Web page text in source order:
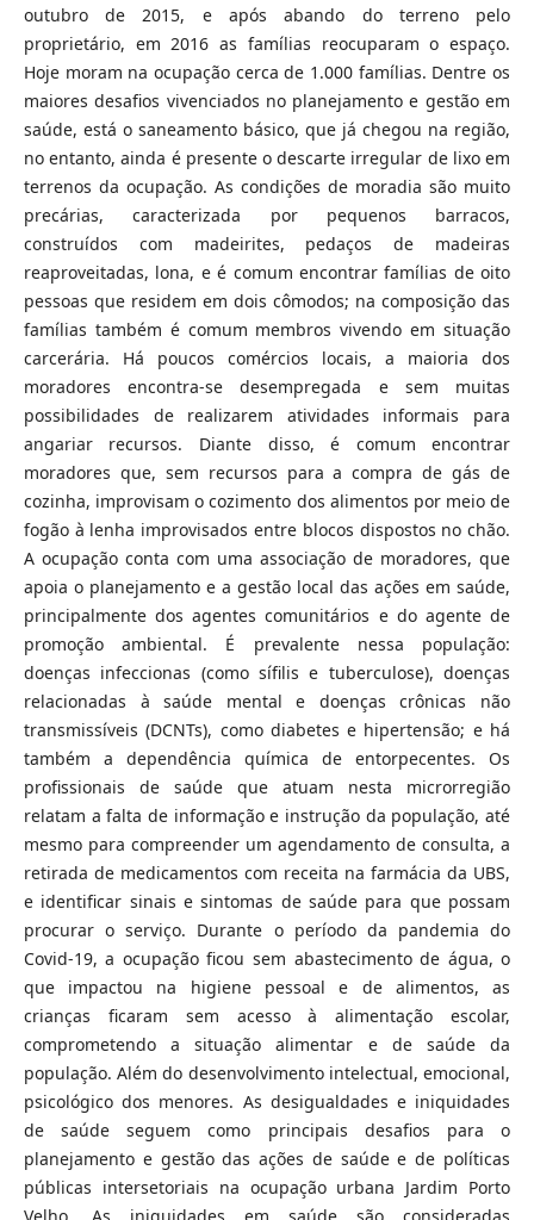
outubro de 2015, e após abando do terreno pelo
proprietário, em 2016 as famílias reocuparam o espaço.
Hoje moram na ocupação cerca de 1.000 famílias. Dentre os
maiores desafios vivenciados no planejamento e gestão em
saúde, está o saneamento básico, que já chegou na região,
no entanto, ainda é presente o descarte irregular de lixo em
terrenos da ocupação. As condições de moradia são muito
precárias, caracterizada por pequenos barracos,
construídos com madeirites, pedaços de madeiras
reaproveitadas, lona, e é comum encontrar famílias de oito
pessoas que residem em dois cômodos; na composição das
famílias também é comum membros vivendo em situação
carcerária. Há poucos comércios locais, a maioria dos
moradores encontra-se desempregada e sem muitas
possibilidades de realizarem atividades informais para
angariar recursos. Diante disso, é comum encontrar
moradores que, sem recursos para a compra de gás de
cozinha, improvisam o cozimento dos alimentos por meio de
fogão à lenha improvisados entre blocos dispostos no chão.
A ocupação conta com uma associação de moradores, que
apoia o planejamento e a gestão local das ações em saúde,
principalmente dos agentes comunitários e do agente de
promoção ambiental. É prevalente nessa população:
doenças infeccionas (como sífilis e tuberculose), doenças
relacionadas à saúde mental e doenças crônicas não
transmissíveis (DCNTs), como diabetes e hipertensão; e há
também a dependência química de entorpecentes. Os
profissionais de saúde que atuam nesta microrregião
relatam a falta de informação e instrução da população, até
mesmo para compreender um agendamento de consulta, a
retirada de medicamentos com receita na farmácia da UBS,
e identificar sinais e sintomas de saúde para que possam
procurar o serviço. Durante o período da pandemia do
Covid-19, a ocupação ficou sem abastecimento de água, o
que impactou na higiene pessoal e de alimentos, as
crianças ficaram sem acesso à alimentação escolar,
comprometendo a situação alimentar e de saúde da
população. Além do desenvolvimento intelectual, emocional,
psicológico dos menores. As desigualdades e iniquidades
de saúde seguem como principais desafios para o
planejamento e gestão das ações de saúde e de políticas
públicas intersetoriais na ocupação urbana Jardim Porto